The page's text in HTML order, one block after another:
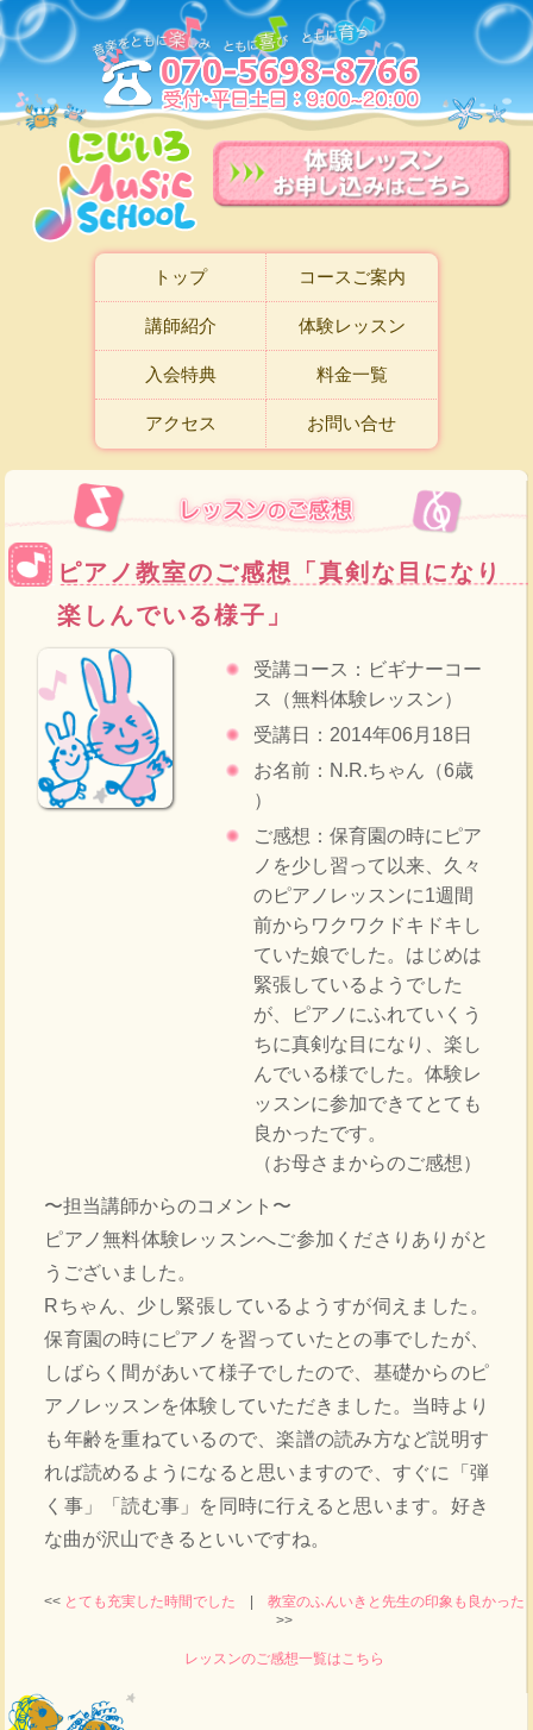
トップ コースご案内
講師紹介 体験レッスン
入会特典 料金一覧
アクセス お問い合せ
ピアノ教室のご感想「真剣な目になり
楽しんでいる様子」
受講コース：ビギナーコー
ス（無料体験レッスン）
受講日：2014年06月18日
お名前：N.R.ちゃん（6歳
）
ご感想：保育園の時にピア
ノを少し習って以来、久々
のピアノレッスンに1週間
前からワクワクドキドキし
ていた娘でした。はじめは
緊張しているようでした
が、ピアノにふれていくう
ちに真剣な目になり、楽し
んでいる様でした。体験レ
ッスンに参加できてとても
良かったです。
（お母さまからのご感想）
〜担当講師からのコメント〜
ピアノ無料体験レッスンへご参加くださりありがと
うございました。
Rちゃん、少し緊張しているようすが伺えました。
保育園の時にピアノを習っていたとの事でしたが、
しばらく間があいて様子でしたので、基礎からのピ
アノレッスンを体験していただきました。当時より
も年齢を重ねているので、楽譜の読み方など説明す
れば読めるようになると思いますので、すぐに「弾
く事」「読む事」を同時に行えると思います。好き
な曲が沢山できるといいですね。
<< とても充実した時間でした
教室のふんいきと先生の印象も良かった
>>
レッスンのご感想一覧はこちら